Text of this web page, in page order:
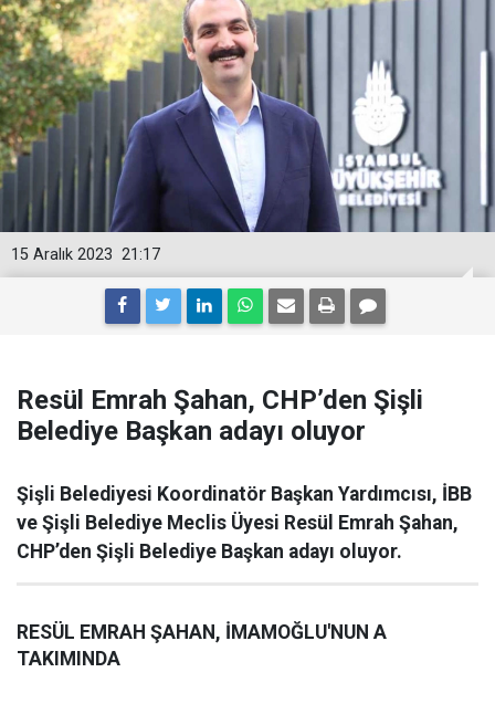
21:17
15 Aralık 2023
Resül Emrah Şahan, CHP’den Şişli
Belediye Başkan adayı oluyor
Şişli Belediyesi Koordinatör Başkan Yardımcısı, İBB
ve Şişli Belediye Meclis Üyesi Resül Emrah Şahan,
CHP’den Şişli Belediye Başkan adayı oluyor.
RESÜL EMRAH ŞAHAN, İMAMOĞLU'NUN A
TAKIMINDA